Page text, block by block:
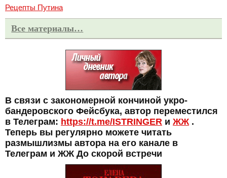
Рецепты Путина
Все материалы…
В связи с закономерной кончиной укро-
бандеровского Фейсбука, автор переместился
в Телеграм: https://t.me/ISTRINGER и ЖЖ .
Теперь вы регулярно можете читать
размышлизмы автора на его канале в
Телеграм и ЖЖ До скорой встречи